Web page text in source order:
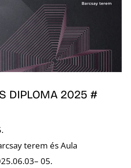
DIPLOMA 2025 #
terem és Aula
05.